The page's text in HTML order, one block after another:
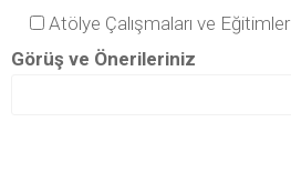
Atölye Çalışmaları ve Eğitimler
Görüş ve Önerileriniz